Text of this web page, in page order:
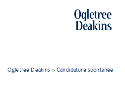
Ogletree Deakins >Candidature spontanée